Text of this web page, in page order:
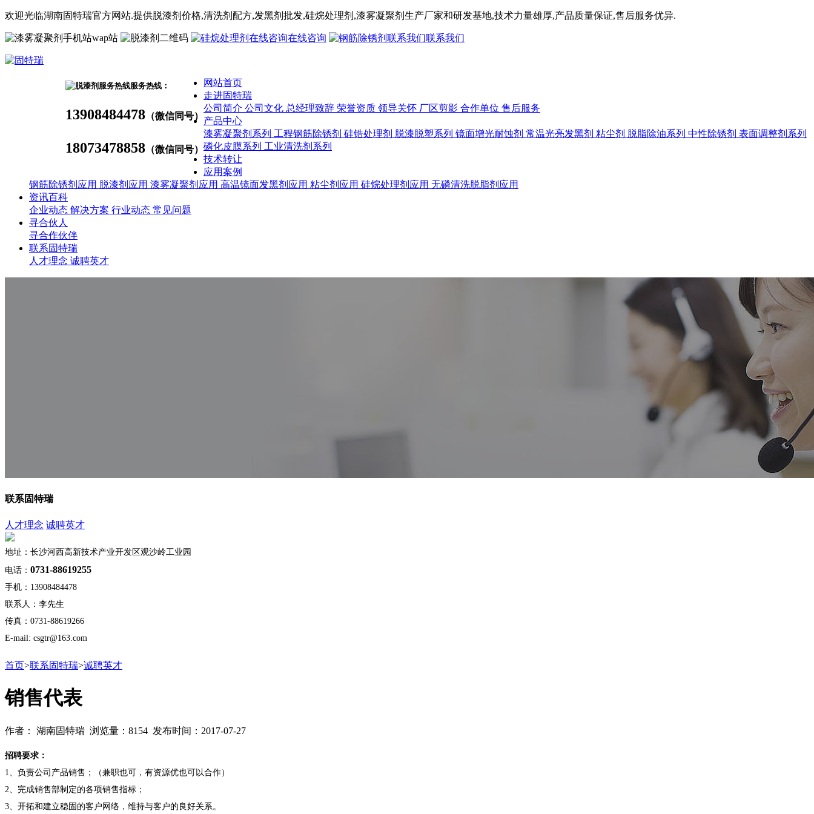
欢迎光临湖南固特瑞官方网站.提供脱漆剂价格,清洗剂 配方,发黑剂 批发,硅烷处理剂 ,漆雾凝聚剂 生产厂家和研发基地,技术力量雄厚,产品质量保证,售后服务优异.
wap站 在线咨询 联系我们
服务热线：
13908484478 （微信同号）
18073478858 （微信同号）
网站首页
走进固特瑞
公司简介 公司文化 总经理致辞 荣誉资质 领导关怀 厂区剪影 合作单位 售后服务
产品中心
漆雾凝聚剂系列 工程钢筋除锈剂 硅锆处理剂 脱漆脱塑系列 镜面增光耐蚀剂 常温光亮发黑剂 粘尘剂 脱脂除油系列 中性除锈剂 表面调整剂系列
磷化皮膜系列 工业清洗剂系列
技术转让
应用案例
钢筋除锈剂应用 脱漆剂应用 漆雾凝聚剂应用 高温镜面发黑剂应用 粘尘剂应用 硅烷处理剂应用 无磷清洗脱脂剂应用
资讯百科
企业动态 解决方案 行业动态 常见问题
寻合伙人
寻合作伙伴
联系固特瑞
人才理念 诚聘英才
联系固特瑞
人才理念 诚聘英才
地址：长沙河西高新技术产业开发区观沙岭工业园
电话： 0731-88619255
手机：13908484478
联系人：李先生
传真：0731-88619266
E-mail: csgtr@163.com
首页>联系固特瑞>诚聘英才
销售代表
作者： 湖南固特瑞 浏览量：8154 发布时间：2017-07-27
招聘要求：
1、负责公司产品销售；（兼职也可，有资源优也可以合作）
2、完成销售部制定的各项销售指标；
3、开拓和建立稳固的客户网络，维持与客户的良好关系。